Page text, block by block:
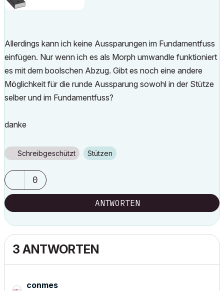
Allerdings kann ich keine Aussparungen im Fundamentfuss
einfügen. Nur wenn ich es als Morph umwandle funktioniert
es mit dem boolschen Abzug. Gibt es noch eine andere
Möglichkeit für die runde Aussparung sowohl in der Stütze
selber und im Fundamentfuss?
danke
Schreibgeschützt Stützen
0
ANTWORTEN
3 ANTWORTEN
conmes